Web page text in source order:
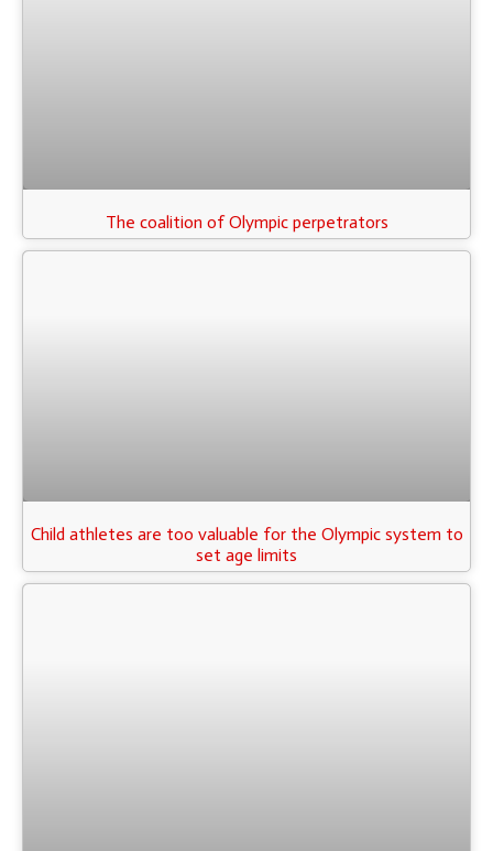
The coalition of Olympic perpetrators
Child athletes are too valuable for the Olympic system to
set age limits